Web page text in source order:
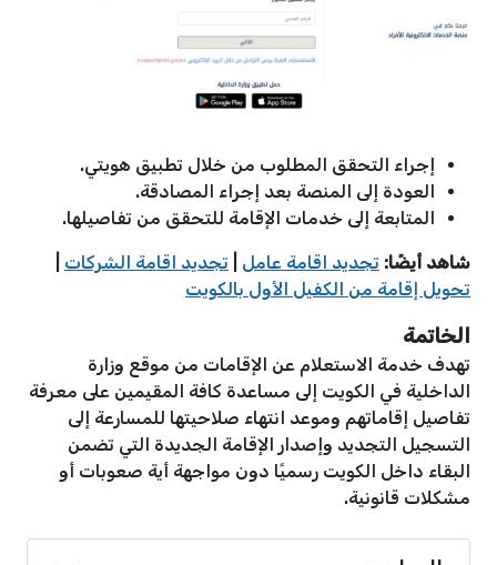
إجراء التحقق المطلوب من خلال تطبيق هويتي.
العودة إلى المنصة بعد إجراء المصادقة.
المتابعة إلى خدمات الإقامة للتحقق من تفاصيلها.
شاهد أيضًا: تجديد اقامة عامل تجديد اقامة الشركات
تحويل إقامة من الكفيل الأول بالكويت
الخاتمة
تهدف خدمة الاستعلام عن الإقامات من موقع وزارة
الداخلية في الكويت إلى مساعدة كافة المقيمين على معرفة
تفاصيل إقاماتهم وموعد انتهاء صلاحيتها للمسارعة إلى
التسجيل التجديد وإصدار الإقامة الجديدة التي تضمن
البقاء داخل الكويت رسميًا دون مواجهة أية صعوبات أو
مشكلات قانونية.